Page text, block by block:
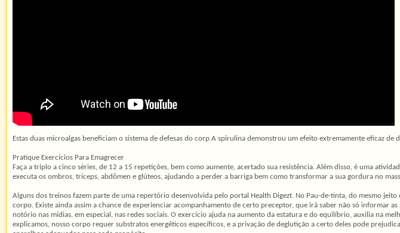
Estas duas microalgas beneficiam o sistema de defesas do corp A spirulina demonstrou um efeito extremamente eficaz
Pratique Exercícios Para Emagrecer
Faça a triplo a cinco séries, de 12 a 15 repetições, bem como aumente, acertado sua resistência. Além disso, é uma
executa os ombros, tríceps, abdômen e glúteos, ajudando a perder a barriga bem como transformar a sua gordura no
Alguns dos treinos fazem parte de uma repertório desenvolvida pelo portal Health Digezt. No Pau-de-tinta, do mesmo
corpo. Existe ainda assim a chance de experienciar acompanhamento de certo preceptor, que irá saber não só informar
notório nas mídias, em especial, nas redes sociais. O exercício ajuda na aumento da estatura e do equilíbrio, auxilia na
explicamos, nosso corpo requer substratos energéticos específicos, e a privação de deglutição a certo deles pode